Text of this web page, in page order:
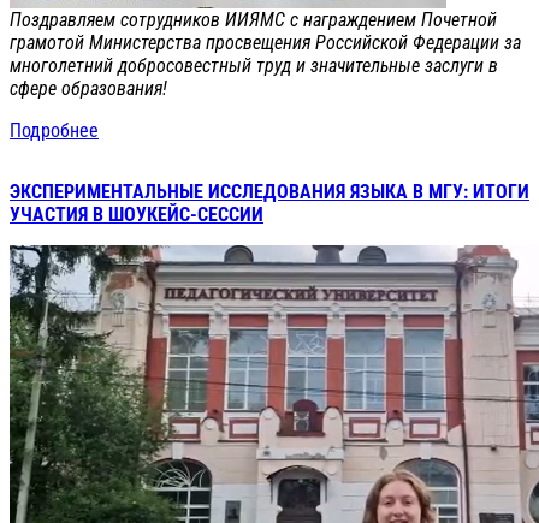
Поздравляем сотрудников ИИЯМС с награждением Почетной
грамотой Министерства просвещения Российской Федерации за
многолетний добросовестный труд и значительные заслуги в
сфере образования!
Подробнее
ЭКСПЕРИМЕНТАЛЬНЫЕ ИССЛЕДОВАНИЯ ЯЗЫКА В МГУ: ИТОГИ
УЧАСТИЯ В ШОУКЕЙС-СЕССИИ